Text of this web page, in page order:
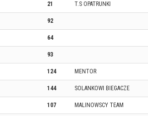
21 T.S OPATRUNKI
92
64
93
124 MENTOR
144 SOLANKOWI BIEGACZE
107 MALINOWSCY TEAM